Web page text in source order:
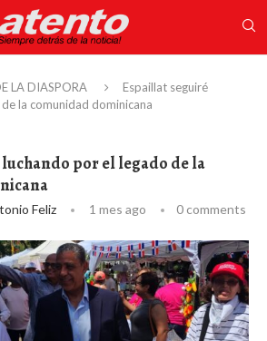
LA DIASPORA
Espaillat seguiré
la comunidad dominicana
por el legado de la
Feliz 1 mes ago 0 comments